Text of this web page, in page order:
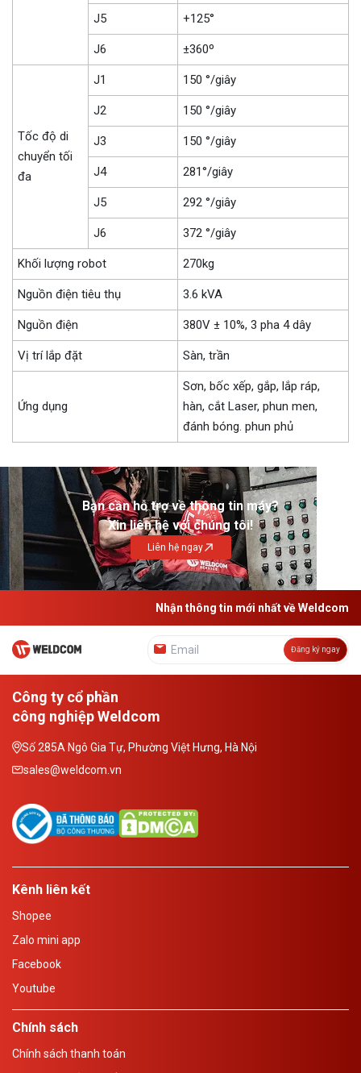
J5 +125°
J6 ±360º
Tốc độ di
chuyển tối
đa
J1 150 °/giây
J2 150 °/giây
J3 150 °/giây
J4 281°/giây
J5 292 °/giây
J6 372 °/giây
Khối lượng robot 270kg
Nguồn điện tiêu thụ 3.6 kVA
Nguồn điện 380V ± 10%, 3 pha 4 dây
Vị trí lắp đặt Sàn, trần
Ứng dụng
Sơn, bốc xếp, gắp, lắp ráp,
hàn, cắt Laser, phun men,
đánh bóng. phun phủ
Bạn cần hỗ trợ về thông tin máy?
Xin liên hệ với chúng tôi!
Liên hệ ngay
Nhận thông tin mới nhất về Weldcom
Đăng ký ngay
Công ty cổ phần
công nghiệp Weldcom
Số 285A Ngô Gia Tự, Phường Việt Hưng, Hà Nội
sales@weldcom.vn
Kênh liên kết
Shopee
Zalo mini app
Facebook
Youtube
Chính sách
Chính sách thanh toán